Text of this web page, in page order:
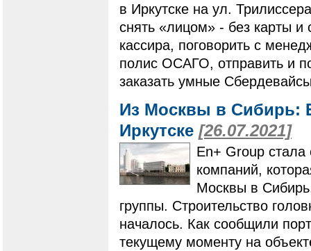
в Иркутске на ул.
снять «лицом» - без карты и
кассира, поговорить с
полис ОСАГО, отправить и
заказать умные
Из Москвы в Сибирь:
Иркутске [26.07.2021]
En+ Group стала
компаний,
Москвы в
группы. Строительство
началось. Как сообщили
текущему моменту на